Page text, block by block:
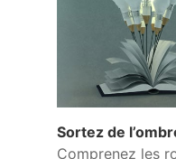
Sortez de
Comprenez les